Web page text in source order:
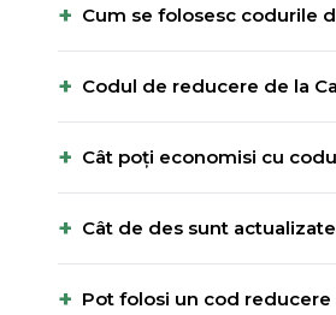
+ Cum se folosesc codurile
+ Codul de reducere de la
+ Cât poți economisi cu
+ Cât de des sunt
+ Pot folosi un cod reducere